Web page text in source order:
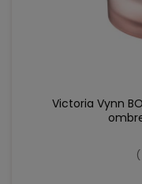
Victoria Vynn